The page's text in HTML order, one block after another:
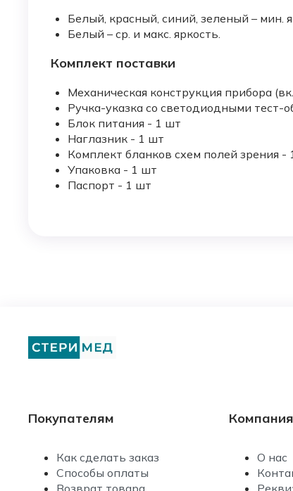
Белый, красный, синий, зеленый – мин.
Белый – ср. и макс. яркость.
Комплект поставки
Механическая конструкция прибора
Ручка-указка со светодиодными тест-
Блок питания - 1 шт
Наглазник - 1 шт
Комплект бланков схем полей зрения -
Упаковка - 1 шт
Паспорт - 1 шт
Покупателям
Как сделать заказ
Способы оплаты
Компания
О нас